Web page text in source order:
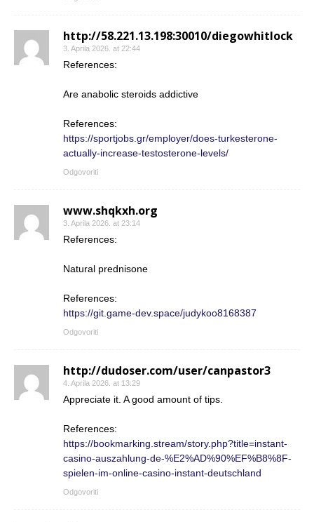
http://58.221.13.198:30010/diegowhitlock
3. Aprila 2026. at 22:44
References:
Are anabolic steroids addictive
References:
https://sportjobs.gr/employer/does-turkesterone-
actually-increase-testosterone-levels/
Odgovoriti
www.shqkxh.org
3. Aprila 2026. at 23:14
References:
Natural prednisone
References:
https://git.game-dev.space/judykoo8168387
Odgovoriti
http://dudoser.com/user/canpastor3
4. Aprila 2026. at 13:29
Appreciate it. A good amount of tips.
References:
https://bookmarking.stream/story.php?title=instant-
casino-auszahlung-de-%E2%AD%90%EF%B8%8F-
spielen-im-online-casino-instant-deutschland
Odgovoriti